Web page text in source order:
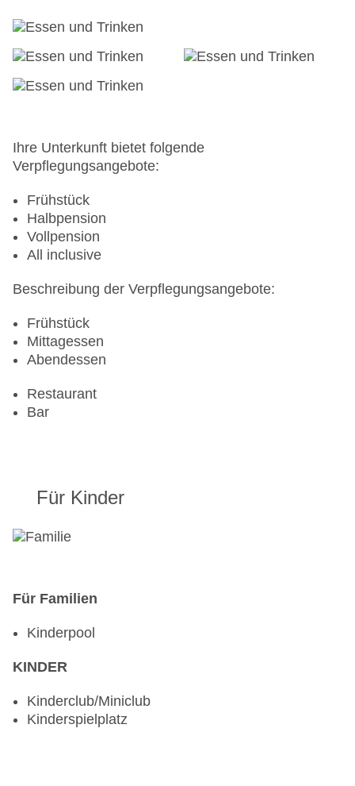
Ihre Unterkunft bietet folgende
Verpflegungsangebote:
Frühstück
Halbpension
Vollpension
All inclusive
Beschreibung der Verpflegungsangebote:
Frühstück
Mittagessen
Abendessen
Restaurant
Bar
Für Kinder
Für Familien
Kinderpool
KINDER
Kinderclub/Miniclub
Kinderspielplatz